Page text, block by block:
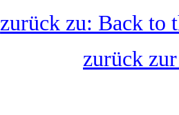
zurück zu: Back to
zurück